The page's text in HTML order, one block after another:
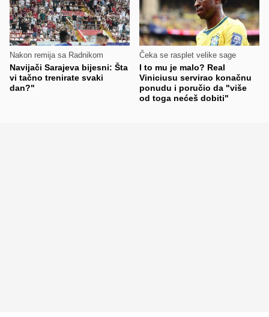
Nakon remija sa Radnikom
Navijači Sarajeva bijesni: Šta
vi tačno trenirate svaki
dan?"
Čeka se rasplet velike sage
I to mu je malo? Real
Viniciusu servirao konačnu
ponudu i poručio da "više
od toga nećeš dobiti"